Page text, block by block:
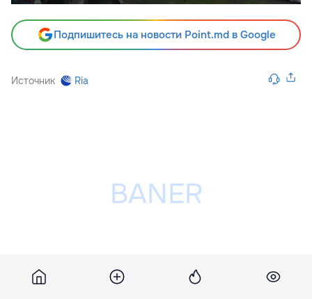
Подпишитесь на новости Point.md в Google
Источник Ria